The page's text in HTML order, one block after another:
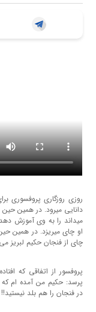
روزی روزگاری پروفسوری
دانایی میرود. در همین
میداند را به وی آموزش
او چای میریزد. در همین
چای از فنجان حکیم لبریز
پروفسور از اتفاقی که
پرسد: حکیم من آمده ام
در فنجان را هم بلد نیستید!!